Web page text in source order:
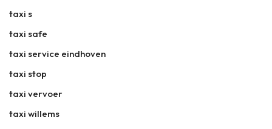
taxi s
taxi safe
taxi service eindhoven
taxi stop
taxi vervoer
taxi willems